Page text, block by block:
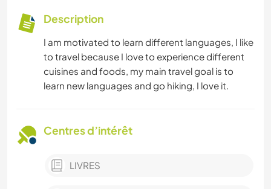
Description
I am motivated to learn different languages, I like
to travel because I love to experience different
cuisines and foods, my main travel goal is to
learn new languages and go hiking, I love it.
Centres d’intérêt
LIVRES